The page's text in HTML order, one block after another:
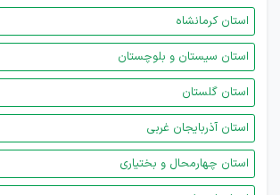
استان کرمانشاه
استان سیستان و بلوچستان
استان گلستان
استان آذربایجان غربی
استان چهارمحال و بختیاری